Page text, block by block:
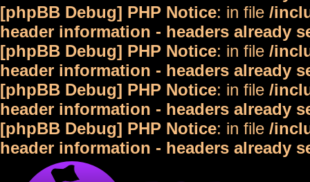
[phpBB Debug] PHP Notice: in file /
header information - headers already
[phpBB Debug] PHP Notice: in file /
header information - headers already
[phpBB Debug] PHP Notice: in file /
header information - headers already
[phpBB Debug] PHP Notice: in file /
header information - headers already